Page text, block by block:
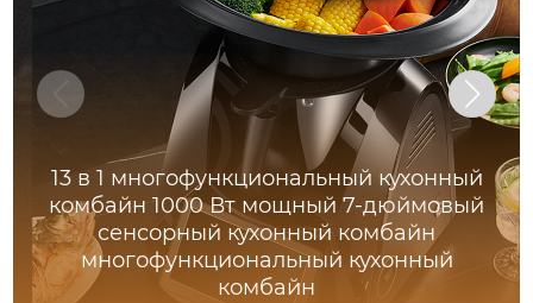
13 в 1 многофункциональный кухонный
комбайн 1000 Вт мощный 7-дюймовый
сенсорный кухонный комбайн
многофункциональный кухонный
комбайн